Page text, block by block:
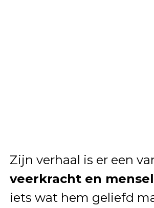
Zijn verhaal is er een
veerkracht en
iets wat hem geliefd